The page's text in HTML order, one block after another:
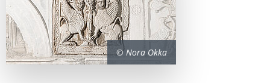
© Nora Okka